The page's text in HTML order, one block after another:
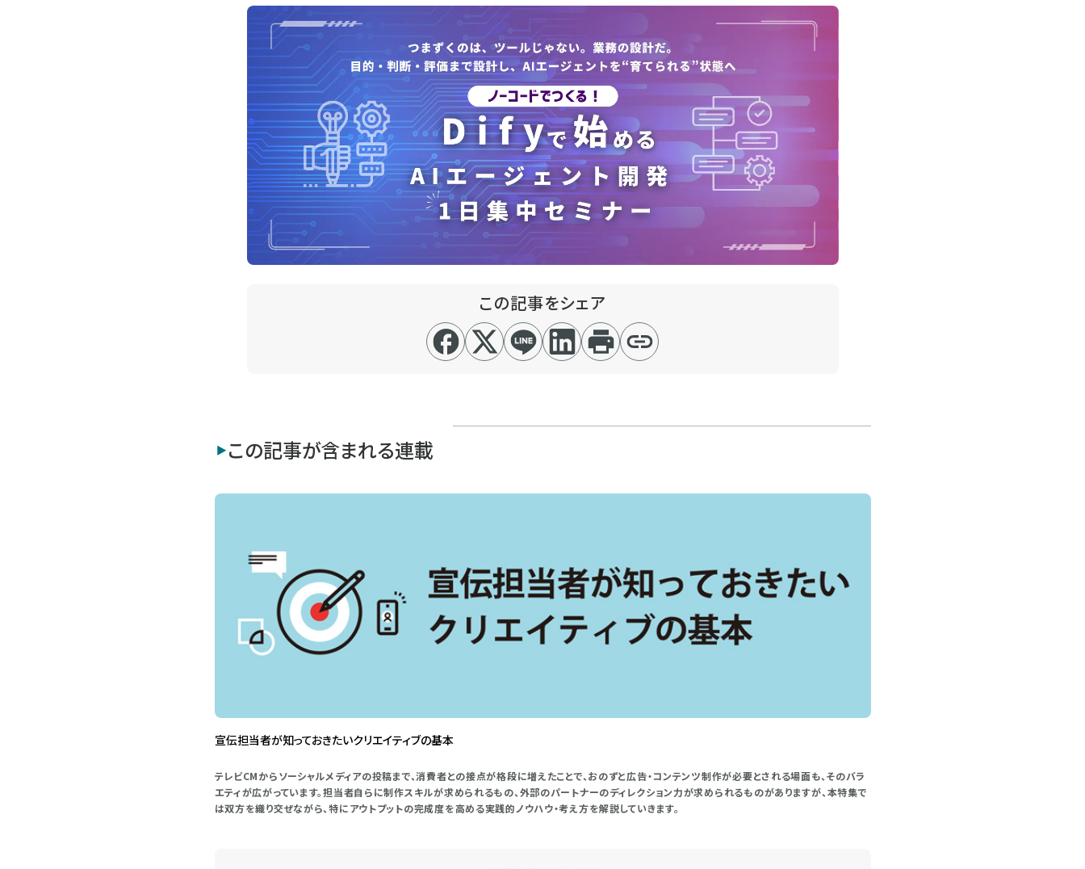
この記事をシェア
この記事が含まれる連載
宣伝担当者が知っておきたいクリエイティブの基本
テレビCMからソーシャルメディアの投稿まで、消費者との接点が格段に増えたことで、おのずと広告・コンテンツ制作が必要とされる場面も、そのバラ
エティが広がっています。担当者自らに制作スキルが求められるもの、外部のパートナーのディレクション力が求められるものがありますが、本特集で
は双方を織り交ぜながら、特にアウトプットの完成度を高める実践的ノウハウ・考え方を解説していきます。